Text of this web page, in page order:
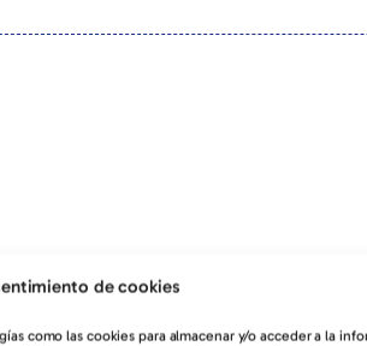
de cookies
como las cookies para almacenar y/o acceder a la